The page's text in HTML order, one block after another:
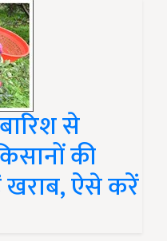
से
की
ऐसे करें